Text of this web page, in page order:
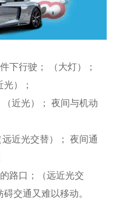
下行驶； （大灯）；
）；
近光）； 夜间与机动
近光交替）； 夜间通
路口；（远近光交
交通又难以移动。